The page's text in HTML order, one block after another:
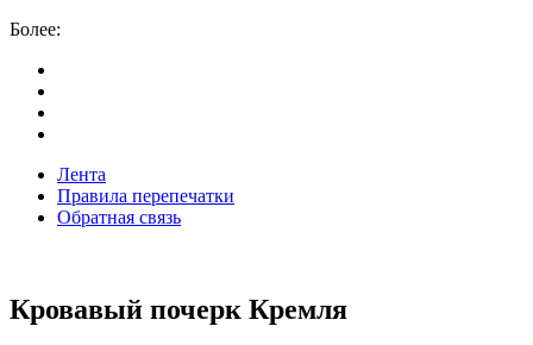
Более:
Лента
Правила перепечатки
Обратная связь
Кровавый почерк Кремля